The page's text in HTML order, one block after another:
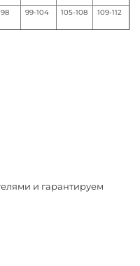
99-104 105-108 109-112
и гарантируем